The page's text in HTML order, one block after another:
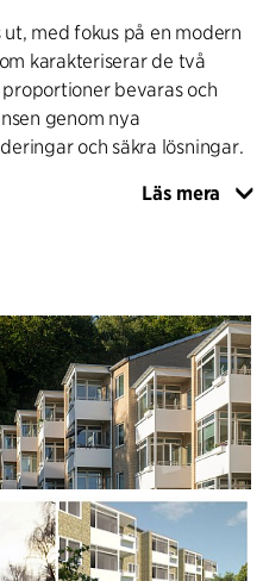
med fokus på en modern
karakteriserar de två
bevaras och
genom nya
och säkra lösningar.
ursprungligen av
dessa och uppgraderas nu
de kan bli permanenta.
sten från de andra
med ambitionen om varsam
som kommer att stå kvar
Läs mera